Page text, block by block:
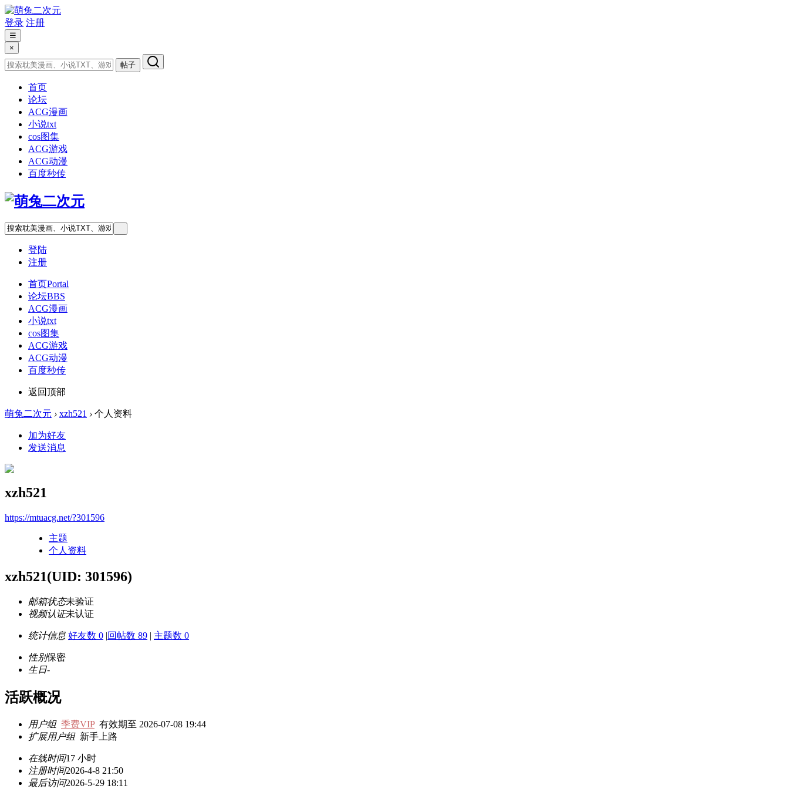
登录 注册
☰
×
帖子
首页
论坛
ACG漫画
小说txt
cos图集
ACG游戏
ACG动漫
百度秒传
登陆
注册
首页Portal
论坛BBS
ACG漫画
小说txt
cos图集
ACG游戏
ACG动漫
百度秒传
返回顶部
萌兔二次元 › xzh521 › 个人资料
加为好友
发送消息
xzh521
https://mtuacg.net/?301596
主题
个人资料
xzh521(UID: 301596)
邮箱状态未验证
视频认证未认证
统计信息 好友数 0 |回帖数 89 | 主题数 0
性别保密
生日-
活跃概况
用户组 季费VIP有效期至 2026-07-08 19:44
扩展用户组 新手上路
在线时间17 小时
注册时间2026-4-8 21:50
最后访问2026-5-29 18:11